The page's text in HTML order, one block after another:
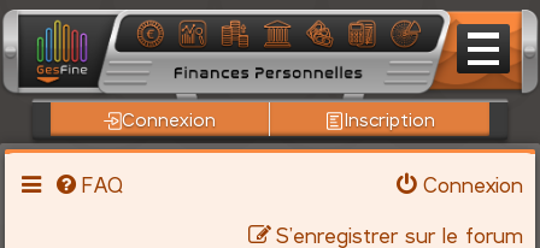
Connexion Inscription
FAQ
Connexion
S’enregistrer sur le forum